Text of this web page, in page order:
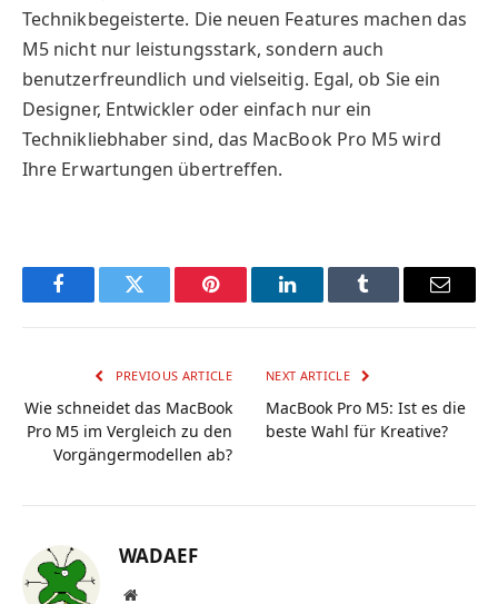
Technikbegeisterte. Die neuen Features machen das
M5 nicht nur leistungsstark, sondern auch
benutzerfreundlich und vielseitig. Egal, ob Sie ein
Designer, Entwickler oder einfach nur ein
Technikliebhaber sind, das MacBook Pro M5 wird
Ihre Erwartungen übertreffen.
FacebookTwitter Pinterest LinkedInTumblr Email
PREVIOUS ARTICLE
Wie schneidet das MacBook
Pro M5 im Vergleich zu den
Vorgängermodellen ab?
NEXT ARTICLE
MacBook Pro M5: Ist es die
beste Wahl für Kreative?
WADAEF
Website